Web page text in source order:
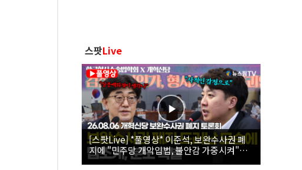
스팟Live
[스팟Live] *풀영상* 이준석, 보완수사권 폐
지에 "민주당 개악입법, 불안감 가중시켜"｜
26.08.06 개혁신당 보완수사권 폐지 토론회